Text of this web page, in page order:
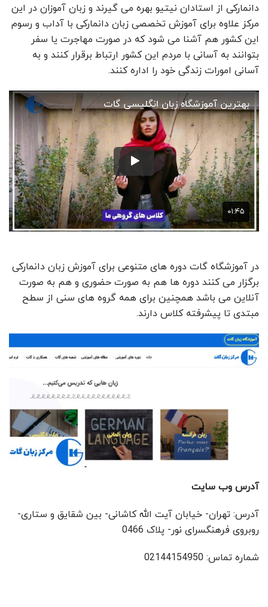
دانمارکی از استادان نیتیو بهره می گیرند و زبان آموزان در این
مرکز علاوه برای آموزش تخصصی زبان دانمارکی با آداب و رسوم
این کشور هم آشنا می شود که در صورت مهاجرت یا سفر
بتوانند به آسانی با مردم این کشور ارتباط برقرار کنند و به
آسانی امورات زندگی خود را اداره کنند.
در آموزشگاه گات دوره های متنوعی برای آموزش زبان دانمارکی
برگزار می کنند دوره ها هم به صورت حضوری و هم به صورت
آنلاین می باشد همچنین برای همه گروه های سنی از سطح
مبتدی تا پیشرفته کلاس دارند.
آدرس وب سایت
آدرس: تهران- خیابان آیت الله کاشانی- بین شقایق و ستاری-
روبروی فرهنگسرای نور- پلاک 0466
شماره تماس: 02144154950